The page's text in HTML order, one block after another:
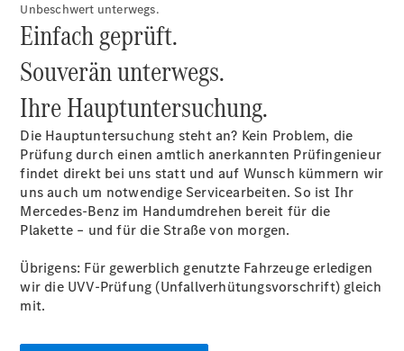
Übersicht
Gebrauchtwagensuche
Sterne
Sterne -
elektrisch
Mercedes-
Benz
Online
Store
Klimaanlagenreinigung
Unbeschwert unterwegs.
Einfach geprüft.
Souverän unterwegs.
IhreHauptuntersuchung.
Die Hauptuntersuchung steht an? Kein Problem, die
Prüfung durch einen amtlich anerkannten Prüfingenieur
findet direkt bei uns statt und auf Wunsch kümmern wir
uns auch um notwendige Servicearbeiten. So ist Ihr
Mercedes-Benz im Handumdrehen bereit für die
Plakette – und für die Straße von morgen.
Übrigens: Für gewerblich genutzte Fahrzeuge erledigen
wir die UVV-Prüfung (Unfallverhütungsvorschrift) gleich
mit.